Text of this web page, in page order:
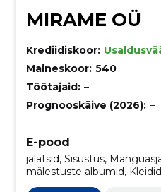
MIRAME OÜ
Krediidiskoor:
Maineskoor: 540
Töötajaid: –
Prognooskäive (2026): –
E-pood
jalatsid, Sisustus,
mälestuste albumid,
šokolaadikaardid, postrid,